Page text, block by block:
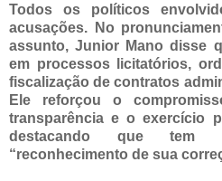
Todos os políticos
acusações. No
assunto, Junior Mano disse
em processos licitatórios,
fiscalização de contratos
Ele reforçou o
transparência e o exercício
destacando que tem
“reconhecimento de sua